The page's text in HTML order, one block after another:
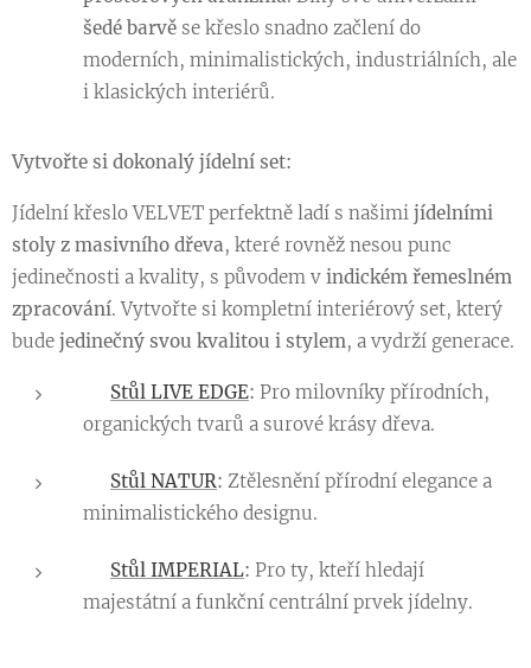
šedé barvě se křeslo snadno začlení do
moderních, minimalistických, industriálních, ale
i klasických interiérů.
Vytvořte si dokonalý jídelní set:
Jídelní křeslo VELVET perfektně ladí s našimi jídelními
stoly z masivního dřeva, které rovněž nesou punc
jedinečnosti a kvality, s původem v indickém řemeslném
zpracování. Vytvořte si kompletní interiérový set, který
bude jedinečný svou kvalitou i stylem, a vydrží generace.
Stůl LIVE EDGE: Pro milovníky přírodních,
organických tvarů a surové krásy dřeva.
Stůl NATUR: Ztělesnění přírodní elegance a
minimalistického designu.
Stůl IMPERIAL: Pro ty, kteří hledají
majestátní a funkční centrální prvek jídelny.